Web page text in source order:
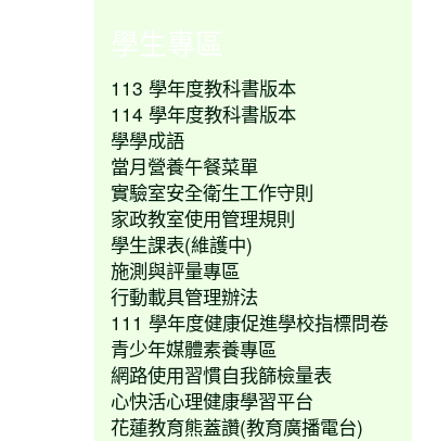
學生專區
113 學年度教科書版本
114 學年度教科書版本
學學成語
當月營養午餐菜單
實驗室安全衛生工作守則
家政教室使用管理規則
學生課表(維護中)
施測與評量專區
行動載具管理辦法
111 學年度健康促進學校指標問卷
青少年媒體素養專區
網路使用習慣自我篩檢量表
心快活心理健康學習平台
花蓮教育熊蓋讚(教育廣播電台)